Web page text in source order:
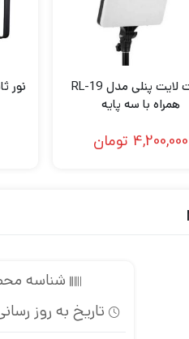
سافت لایت پنلی مدل RL-19
همراه با سه پایه
4,200,000 تومان
شناسه
تاریخ به روز